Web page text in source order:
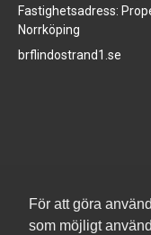
För att göra
som möjligt
Fastighetsadress:
Norrköping
brflindostrand1.se
www.jm.se